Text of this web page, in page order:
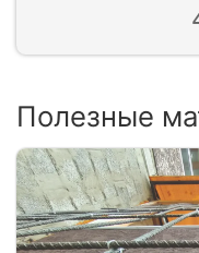
Полезные